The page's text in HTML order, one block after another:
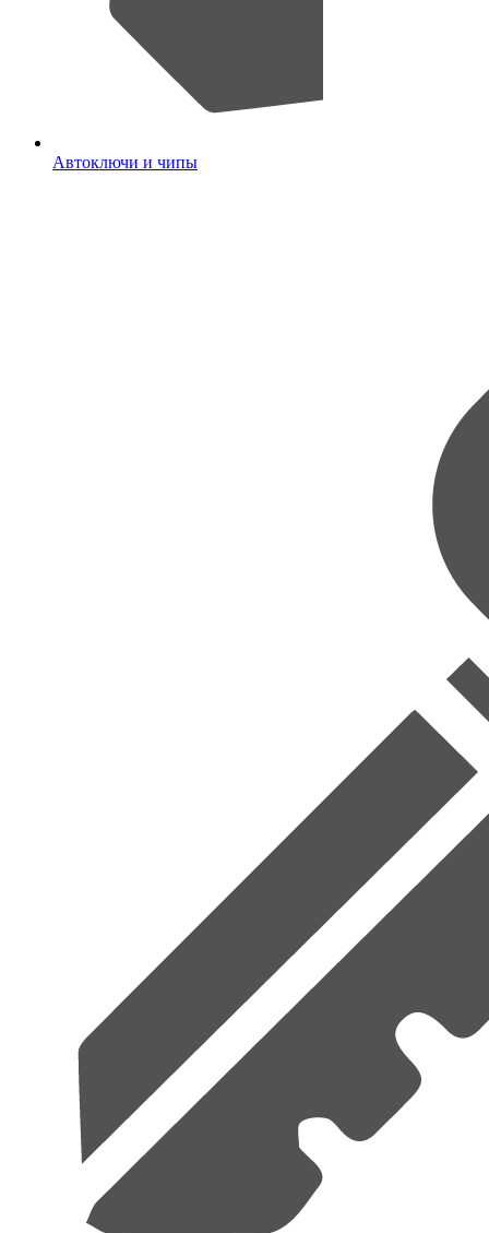
Автоключи и чипы